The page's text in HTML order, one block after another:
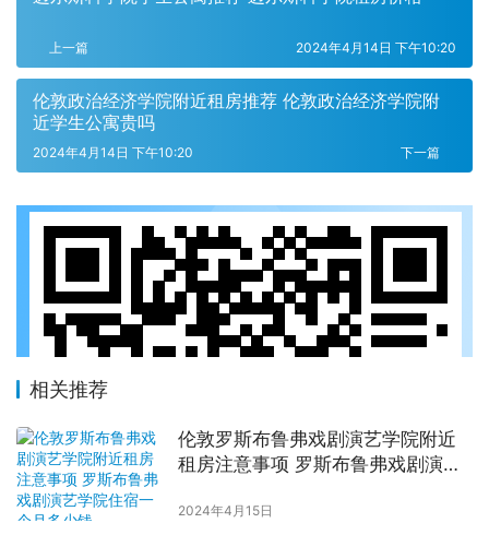
上一篇 2024年4月14日 下午10:20
伦敦政治经济学院附近租房推荐 伦敦政治经济学院附
近学生公寓贵吗
下一篇
2024年4月14日 下午10:20
相关推荐
伦敦罗斯布鲁弗戏剧演艺学院附近
租房注意事项 罗斯布鲁弗戏剧演艺
2024年4月15日